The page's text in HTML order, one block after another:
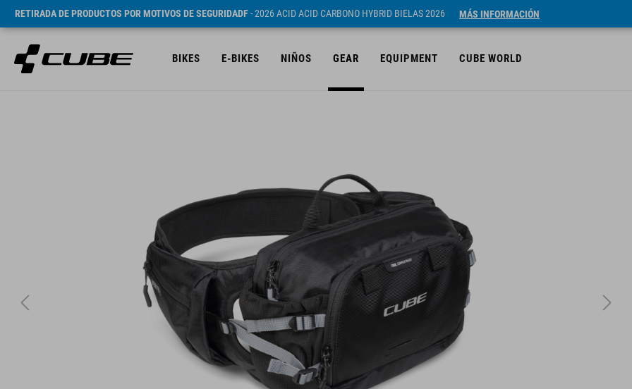
RETIRADA DE PRODUCTOS POR MOTIVOS DE SEGURIDADF- 2026 ACID ACID CARBONO HYBRID BIELAS 2026 MÁS INFORMACIÓN
BIKES E-BIKES NIÑOS GEAR EQUIPMENT CUBE WORLD